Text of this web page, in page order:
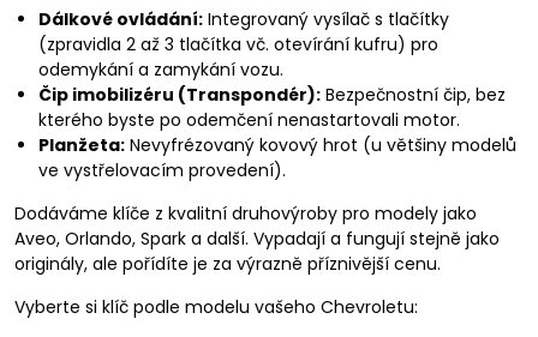
Dálkové ovládání: Integrovaný vysílač s tlačítky
(zpravidla 2 až 3 tlačítka vč. otevírání kufru) pro
odemykání a zamykání vozu.
Čip imobilizéru (Transpondér): Bezpečnostní čip, bez
kterého byste po odemčení nenastartovali motor.
Planžeta: Nevyfrézovaný kovový hrot (u většiny modelů
ve vystřelovacím provedení).
Dodáváme klíče z kvalitní druhovýroby pro modely jako
Aveo, Orlando, Spark a další. Vypadají a fungují stejně jako
originály, ale pořídíte je za výrazně příznivější cenu.
Vyberte si klíč podle modelu vašeho Chevroletu: